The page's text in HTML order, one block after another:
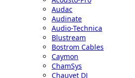
Audac
Audinate
Audio-Technica
Blustream
Bostrom Cables
Caymon
ChamSys
Chauvet DJ